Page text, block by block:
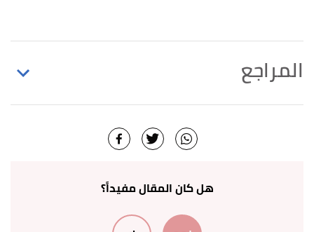
المراجع
"Prognathism",mountsinai , Retrieved 26/2/2022.
"Your Overjet Questions Answered: What Is It?
9/6/2022. Edited.
هل كان المقال مفيداً؟